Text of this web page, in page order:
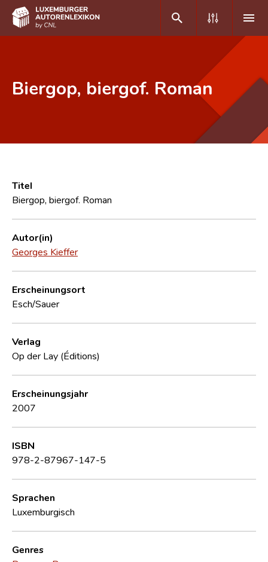
Häufige Fragen und Antworten
CNL
Forschungsgruppe
Kontakt
Biergop, biergof. Roman
Titel
Biergop, biergof. Roman
Autor(in)
Georges Kieffer
Erscheinungsort
Esch/Sauer
Verlag
Op der Lay (Éditions)
Erscheinungsjahr
2007
ISBN
978-2-87967-147-5
Sprachen
Luxemburgisch
Genres